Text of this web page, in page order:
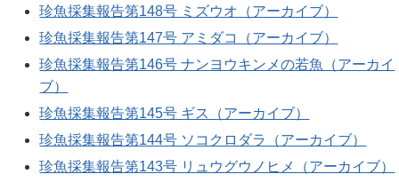
珍魚採集報告第148号 ミズウオ（アーカイブ）
珍魚採集報告第147号 アミダコ（アーカイブ）
珍魚採集報告第146号 ナンヨウキンメの若魚（アーカイ
ブ）
珍魚採集報告第145号 ギス（アーカイブ）
珍魚採集報告第144号 ソコクロダラ（アーカイブ）
珍魚採集報告第143号 リュウグウノヒメ（アーカイブ）